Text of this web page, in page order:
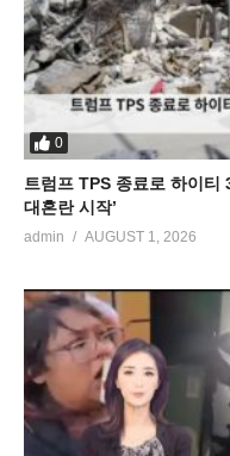
0
트럼프 TPS 종료로 하이티
대혼란 시작’
admin AUGUST 1, 2026